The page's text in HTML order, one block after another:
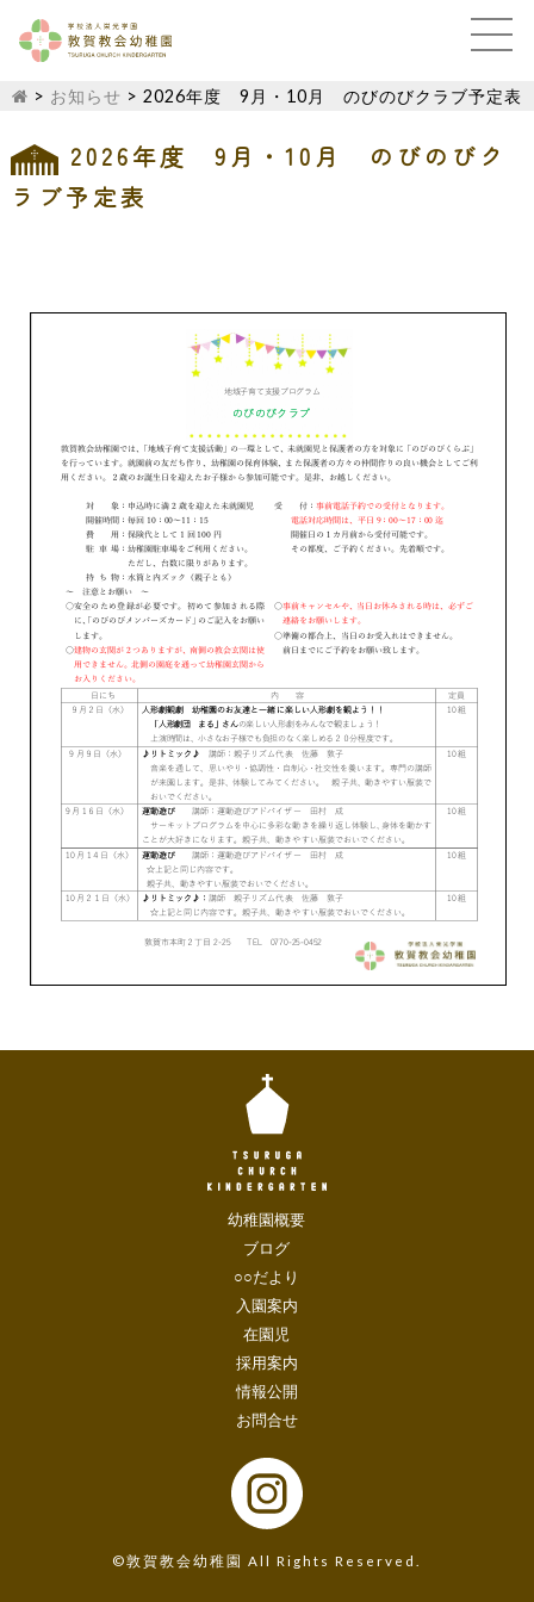
> お知らせ > 2026年度 9月・10月 のびのびクラブ予定表
2026年度 9月・10月 のびのびク
ラブ予定表
幼稚園概要
ブログ
○○だより
入園案内
在園児
採用案内
情報公開
お問合せ
©敦賀教会幼稚園 All Rights Reserved.